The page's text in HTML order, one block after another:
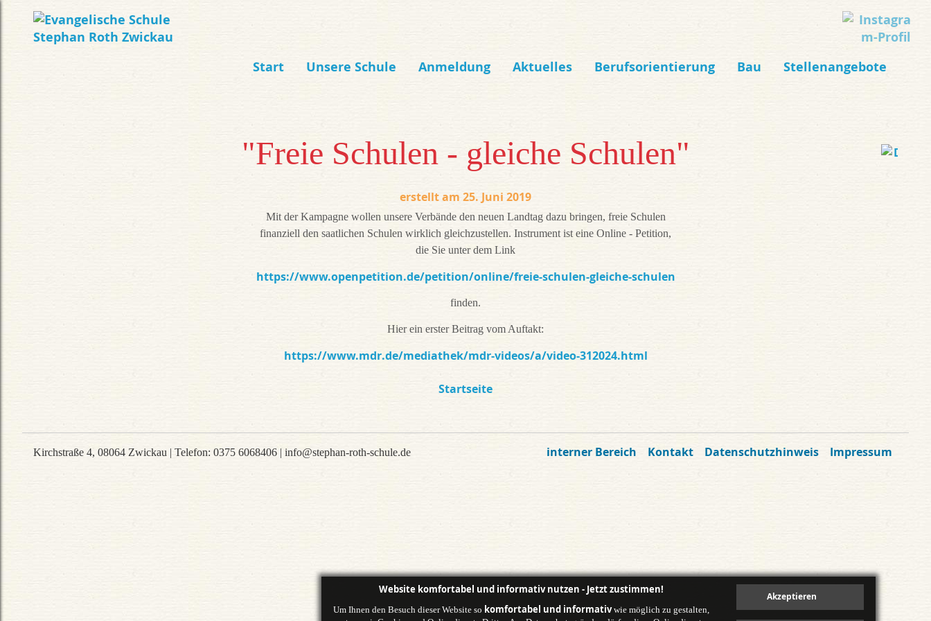
Start Unsere Schule Anmeldung Aktuelles Berufsorientierung Bau Stellenangebote
"Freie Schulen - gleiche Schulen"
25. Juni 2019
Mit der Kampagne wollen unsere Verbände den neuen Landtag dazu bringen, freie Schulen
finanziell den saatlichen Schulen wirklich gleichzustellen. Instrument ist eine Online - Petition,
die Sie unter dem Link
https://www.openpetition.de/petition/online/freie-schulen-gleiche-schulen
finden.
Hier ein erster Beitrag vom Auftakt:
https://www.mdr.de/mediathek/mdr-videos/a/video-312024.html
Startseite
Kirchstraße 4, 08064 Zwickau | Telefon: 0375 6068406 | info@stephan-roth-schule.de Impressum
Datenschutzhinweis
Kontakt
interner Bereich
Website komfortabel und informativ nutzen - Jetzt zustimmen!
Um Ihnen den Besuch dieser Website so komfortabel und informativwie möglich zu gestalten,